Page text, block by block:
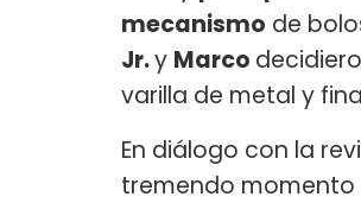
mecanismo de
Jr.y Marco
varilla de metal y
En diálogo con la
tremendo momento